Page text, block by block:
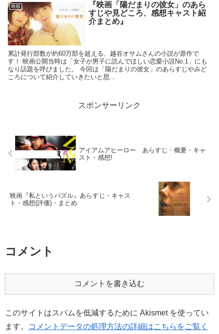
映画
『映画「陽だまりの彼女」のあら
すじや見どころ、感想キャスト紹
介まとめ』
累計発行部数が約60万部を超える、越谷オサムさんの小説が原作で
す！ 映画公開当時は「女子が男子に読んでほしい恋愛小説No.1」にも
なり話題を呼びました。 今回は「陽だまりの彼女」のあらすじやみど
ころについて紹介していきたいと思...
スポンサーリンク
アイアムアヒーロー あらすじ・概要・キャ
スト・感想!
映画『私というパズル』あらすじ・キャス
ト・感想(評価)・まとめ
コメント
コメントを書き込む
このサイトはスパムを低減するために Akismet を使ってい
ます。
コメントデータの処理方法の詳細はこちらをご覧く